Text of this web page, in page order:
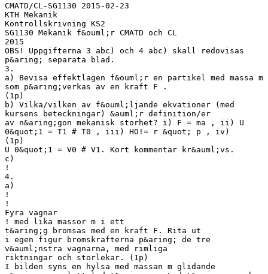
CMATD/CL-SG1130 2015-02-23
KTH Mekanik
Kontrollskrivning KS2
SG1130 Mekanik f&ouml;r CMATD och CL
2015
OBS! Uppgifterna 3 abc) och 4 abc) skall redovisas
p&aring; separata blad.
3.
a) Bevisa effektlagen f&ouml;r en partikel med massa m
som p&aring;verkas av en kraft F .
(1p)
b) Vilka/vilken av f&ouml;ljande ekvationer (med
kursens beteckningar) &auml;r definition/er
av n&aring;gon mekanisk storhet? i) F = ma , ii) U
0&quot;1 = T1 # T0 , iii) HO!= r &quot; p , iv)
(1p)
U 0&quot;1 = V0 # V1. Kort kommentar kr&auml;vs.
c)
!
4.
a)
!
!
Fyra vagnar
! med lika massor m i ett
t&aring;g bromsas med en kraft F. Rita ut
i egen figur bromskrafterna p&aring; de tre
v&auml;nstra vagnarna, med rimliga
riktningar och storlekar. (1p)
I bilden syns en hylsa med massan m glidande